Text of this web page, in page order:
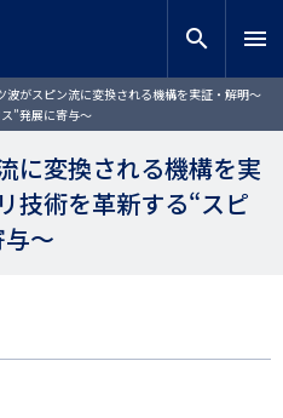
検索
search menu
波がスピン流に変換される機構を実証・解明～
”発展に寄与～
に変換される機構を実
技術を革新する“スピ
～